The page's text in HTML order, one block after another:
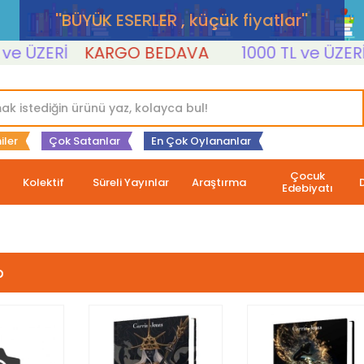
''BÜYÜK ESERLER , küçük fiyatlar''
KARGO BEDAVA 1000 TL ve ÜZERİ
Çok Satanlar En Çok Oylananlar
Kolektif Süreli Yayınlar Araştırma Çocuk
Edebiyatı